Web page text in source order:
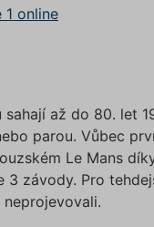
1 online
až do 80. let
parou. Vůbec
Le Mans
3 závody. Pro